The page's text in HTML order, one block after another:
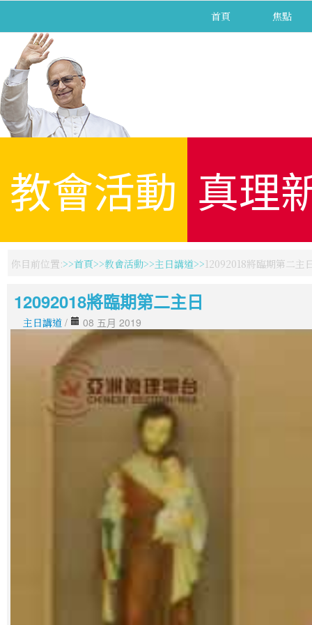
首頁 焦點
教會活動 真理
你目前位置: 首頁 教會活動 主日講道 12092018將臨期第二主
12092018將臨期第二主日
主日講道 / 08 五月 2019